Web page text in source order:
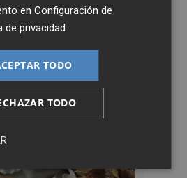
enConfiguración de
de privacidad
TODO
TODO